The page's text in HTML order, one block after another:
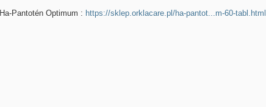
Pantotén Optimum : https://sklep.orklacare.pl/ha-pantot...m-60-tabl.html